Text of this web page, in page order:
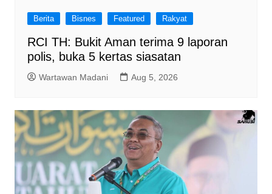
Berita Bisnes Featured Rakyat
RCI TH: Bukit Aman terima 9 laporan
polis, buka 5 kertas siasatan
Wartawan Madani Aug 5, 2026